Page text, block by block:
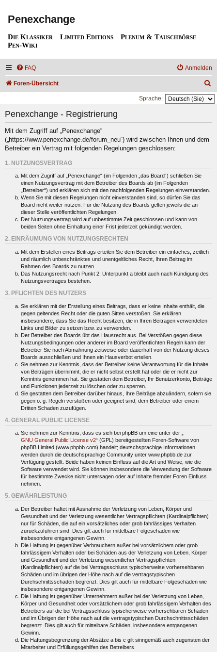
Penexchange
Die Klassiker Limited Editions
Plenum & Tauschbörse
Pen-Wiki
FAQ Anmelden
Foren-Übersicht
u
h
Sprache:
Penexchange - Registrierung
Mit dem Zugriff auf „Penexchange“
(„https://www.penexchange.de/forum_neu“) wird zwischen Ihnen und dem
Betreiber ein Vertrag mit folgenden Regelungen geschlossen:
1. NUTZUNGSVERTRAG
Mit dem Zugriff auf „Penexchange“ (im Folgenden „das Board“) schließen Sie
einen Nutzungsvertrag mit dem Betreiber des Boards ab (im Folgenden
„Betreiber“) und erklären sich mit den nachfolgenden Regelungen einverstanden.
Wenn Sie mit diesen Regelungen nicht einverstanden sind, so dürfen Sie das
Board nicht weiter nutzen. Für die Nutzung des Boards gelten jeweils die an
dieser Stelle veröffentlichten Regelungen.
Der Nutzungsvertrag wird auf unbestimmte Zeit geschlossen und kann von
beiden Seiten ohne Einhaltung einer Frist jederzeit gekündigt werden.
2. EINRÄUMUNG VON NUTZUNGSRECHTEN
Mit dem Erstellen eines Beitrags erteilen Sie dem Betreiber ein einfaches, zeitlich
und räumlich unbeschränktes und unentgeltliches Recht, Ihren Beitrag im
Rahmen des Boards zu nutzen.
Das Nutzungsrecht nach Punkt 2, Unterpunkt a bleibt auch nach Kündigung des
Nutzungsvertrages bestehen.
3. PFLICHTEN DES NUTZERS
Sie erklären mit der Erstellung eines Beitrags, dass er keine Inhalte enthält, die
gegen geltendes Recht oder die guten Sitten verstoßen. Sie erklären
insbesondere, dass Sie das Recht besitzen, die in Ihren Beiträgen verwendeten
Links und Bilder zu setzen bzw. zu verwenden.
Der Betreiber des Boards übt das Hausrecht aus. Bei Verstößen gegen diese
Nutzungsbedingungen oder anderer im Board veröffentlichten Regeln kann der
Betreiber Sie nach Abmahnung zeitweise oder dauerhaft von der Nutzung dieses
Boards ausschließen und Ihnen ein Hausverbot erteilen.
Sie nehmen zur Kenntnis, dass der Betreiber keine Verantwortung für die Inhalte
von Beiträgen übernimmt, die er nicht selbst erstellt hat oder die er nicht zur
Kenntnis genommen hat. Sie gestatten dem Betreiber, Ihr Benutzerkonto, Beiträge
und Funktionen jederzeit zu löschen oder zu sperren.
Sie gestatten dem Betreiber darüber hinaus, Ihre Beiträge abzuändern, sofern sie
gegen o. g. Regeln verstoßen oder geeignet sind, dem Betreiber oder einem
Dritten Schaden zuzufügen.
4. GENERAL PUBLIC LICENSE
Sie nehmen zur Kenntnis, dass es sich bei phpBB um eine unter der „
GNU General Public License v2“ (GPL) bereitgestellten Foren-Software von
phpBB Limited (www.phpbb.com) handelt; deutschsprachige Informationen
werden durch die deutschsprachige Community unter www.phpbb.de zur
Verfügung gestellt. Beide haben keinen Einfluss auf die Art und Weise, wie die
Software verwendet wird. Sie können insbesondere die Verwendung der Software
für bestimmte Zwecke nicht untersagen oder auf Inhalte fremder Foren Einfluss
nehmen.
5. GEWÄHRLEISTUNG
Der Betreiber haftet mit Ausnahme der Verletzung von Leben, Körper und
Gesundheit und der Verletzung wesentlicher Vertragspflichten (Kardinalpflichten)
nur für Schäden, die auf ein vorsätzliches oder grob fahrlässiges Verhalten
zurückzuführen sind. Dies gilt auch für mittelbare Folgeschäden wie
insbesondere entgangenen Gewinn.
Die Haftung ist gegenüber Verbrauchern außer bei vorsätzlichem oder grob
fahrlässigem Verhalten oder bei Schäden aus der Verletzung von Leben, Körper
und Gesundheit und der Verletzung wesentlicher Vertragspflichten
(Kardinalpflichten) auf die bei Vertragsschluss typischerweise vorhersehbaren
Schäden und im übrigen der Höhe nach auf die vertragstypischen
Durchschnittsschäden begrenzt. Dies gilt auch für mittelbare Folgeschäden wie
insbesondere entgangenen Gewinn.
Die Haftung ist gegenüber Unternehmern außer bei der Verletzung von Leben,
Körper und Gesundheit oder vorsätzlichem oder grob fahrlässigem Verhalten des
Betreibers auf die bei Vertragsschluss typischerweise vorhersehbaren Schäden
und im Übrigen der Höhe nach auf die vertragstypischen Durchschnittsschäden
begrenzt. Dies gilt auch für mittelbare Schäden, insbesondere entgangenen
Gewinn.
Die Haftungsbegrenzung der Absätze a bis c gilt sinngemäß auch zugunsten der
Mitarbeiter und Erfüllungsgehilfen des Betreibers.